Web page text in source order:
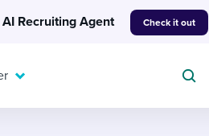
Recruiting Agent Check it out